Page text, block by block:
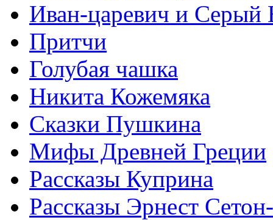
Иван-царевич и Серый
Притчи
Голубая чашка
Никита Кожемяка
Сказки Пушкина
Мифы Древней Греции
Рассказы Куприна
Рассказы Эрнест